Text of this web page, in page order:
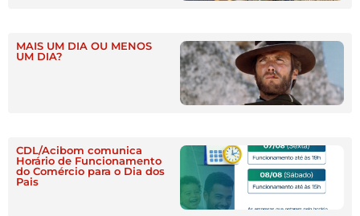
MAIS UM DIA OU MENOS
UM DIA?
CDL/Acibom comunica
Horário de Funcionamento
do Comércio para o Dia dos
Pais